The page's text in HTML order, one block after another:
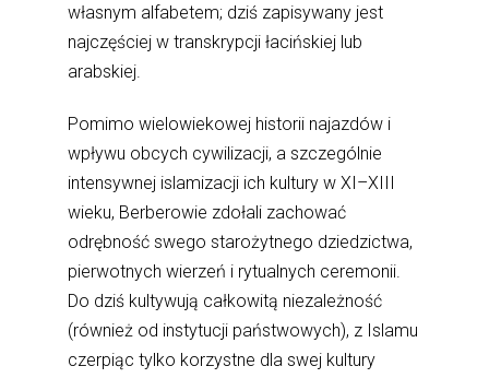
własnym alfabetem; dziś zapisywany jest
najczęściej w transkrypcji łacińskiej lub
arabskiej.
Pomimo wielowiekowej historii najazdów i
wpływu obcych cywilizacji, a szczególnie
intensywnej islamizacji ich kultury w XI–XIII
wieku, Berberowie zdołali zachować
odrębność swego starożytnego dziedzictwa,
pierwotnych wierzeń i rytualnych ceremonii.
Do dziś kultywują całkowitą niezależność
(również od instytucji państwowych), z Islamu
czerpiąc tylko korzystne dla swej kultury